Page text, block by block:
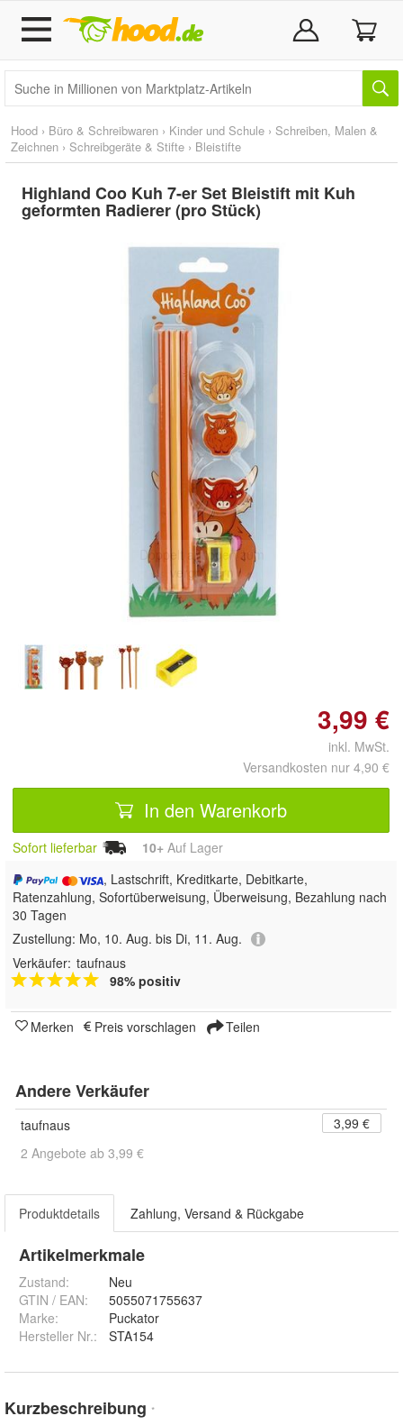
Hood › Büro & Schreibwaren › Kinder und Schule › Schreiben, Malen &
Zeichnen › Schreibgeräte & Stifte › Bleistifte
Highland Coo Kuh 7-er Set Bleistift mit Kuh
geformten Radierer (pro Stück)
Doppelt antippen zum
vergrößern
3,99 €
inkl. MwSt.
Versandkosten nur 4,90 €
In den Warenkorb
Sofort lieferbar 10+ Auf Lager
, Lastschrift, Kreditkarte, Debitkarte,
Ratenzahlung, Sofortüberweisung, Überweisung, Bezahlung nach
30 Tagen
Zustellung: Mo, 10. Aug. bis Di, 11. Aug.
Verkäufer: taufnaus
98% positiv
Merken Preis vorschlagen Teilen
Andere Verkäufer
taufnaus
3,99 €
2 Angebote ab 3,99 €
Produktdetails Zahlung, Versand & Rückgabe
Artikelmerkmale
Zustand:
Neu
GTIN / EAN:
5055071755637
Marke:
Puckator
Hersteller Nr.:
STA154
Kurzbeschreibung *